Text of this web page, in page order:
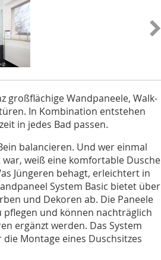
großflächige Wandpaneele, Walk-
In Kombination entstehen
in jedes Bad passen.
balancieren. Und wer einmal
weiß eine komfortable Dusche
Jüngeren behagt, erleichtert in
System Basic bietet über
und Dekoren ab. Die Paneele
und können nachträglich
ergänzt werden. Das System
Montage eines Duschsitzes